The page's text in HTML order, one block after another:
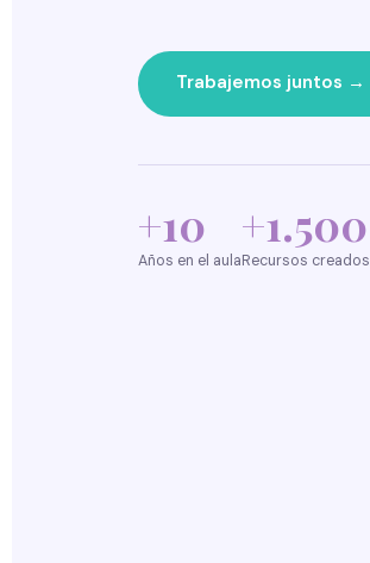
Trabajemos juntos →
+10
Años en el aula
+1.500
Recursos creados